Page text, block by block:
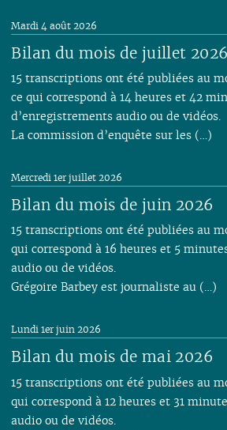
Bilan du mois de juillet 2026
Mardi 4 août 2026
15 transcriptions ont été publiées au
ce qui correspond à 14 heures et 42
d’enregistrements audio ou de vidéos.
La commission d’enquête sur les (…)
Bilan du mois de juin 2026
Mercredi 1er juillet 2026
15 transcriptions ont été publiées au
qui correspond à 16 heures et 5
audio ou de vidéos.
Grégoire Barbey est journaliste au (…)
Bilan du mois de mai 2026
Lundi 1er juin 2026
15 transcriptions ont été publiées au
qui correspond à 12 heures et 31
audio ou de vidéos.